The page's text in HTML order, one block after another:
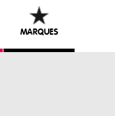
MARQUES